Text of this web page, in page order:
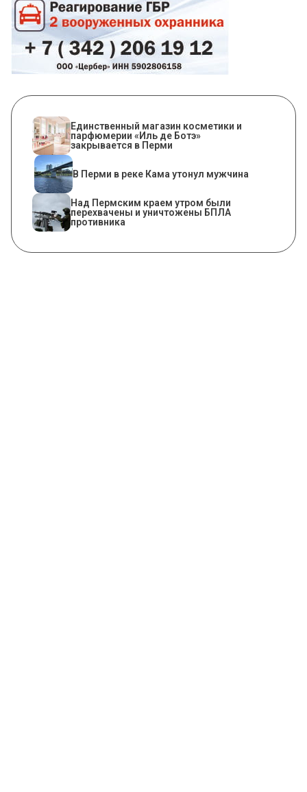
Единственный магазин косметики и
парфюмерии «Иль де Ботэ»
закрывается в Перми
В Перми в реке Кама утонул мужчина
Над Пермским краем утром были
перехвачены и уничтожены БПЛА
противника